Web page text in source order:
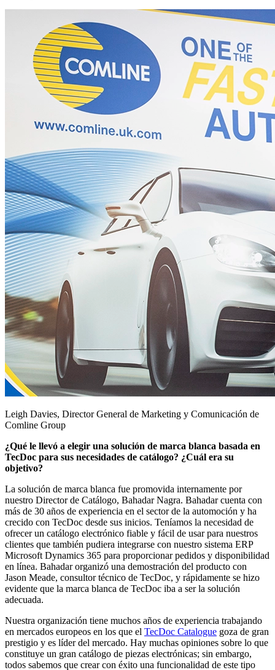
Leigh Davies, Director General de Marketing y Comunicación de
Comline Group
¿Qué le llevó a elegir una solución de marca blanca basada en
TecDoc para sus necesidades de catálogo? ¿Cuál era su
objetivo?
La solución de marca blanca fue promovida internamente por
nuestro Director de Catálogo, Bahadar Nagra. Bahadar cuenta con
más de 30 años de experiencia en el sector de la automoción y ha
crecido con TecDoc desde sus inicios. Teníamos la necesidad de
ofrecer un catálogo electrónico fiable y fácil de usar para nuestros
clientes que también pudiera integrarse con nuestro sistema ERP
Microsoft Dynamics 365 para proporcionar pedidos y disponibilidad
en línea. Bahadar organizó una demostración del producto con
Jason Meade, consultor técnico de TecDoc, y rápidamente se hizo
evidente que la marca blanca de TecDoc iba a ser la solución
adecuada.
Nuestra organización tiene muchos años de experiencia trabajando
en mercados europeos en los que el TecDoc Catalogue goza de gran
prestigio y es líder del mercado. Hay muchas opiniones sobre lo que
constituye un gran catálogo de piezas electrónicas; sin embargo,
todos sabemos que crear con éxito una funcionalidad de este tipo